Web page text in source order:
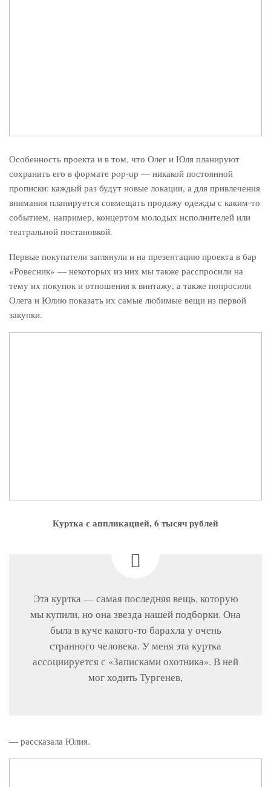
Особенность проекта и в том, что Олег и Юля планируют
сохранить его в формате pop-up — никакой постоянной
прописки: каждый раз будут новые локации, а для привлечения
внимания планируется совмещать продажу одежды с каким-то
событием, например, концертом молодых исполнителей или
театральной постановкой.
Первые покупатели заглянули и на презентацию проекта в бар
«Ровесник» — некоторых из них мы также расспросили на
тему их покупок и отношения к винтажу, а также попросили
Олега и Юлию показать их самые любимые вещи из первой
закупки.
Куртка с аппликацией, 6 тысяч рублей
Эта куртка — самая последняя вещь, которую
мы купили, но она звезда нашей подборки. Она
была в куче какого-то барахла у очень
странного человека. У меня эта куртка
ассоциируется с «Записками охотника». В ней
мог ходить Тургенев,
— рассказала Юлия.